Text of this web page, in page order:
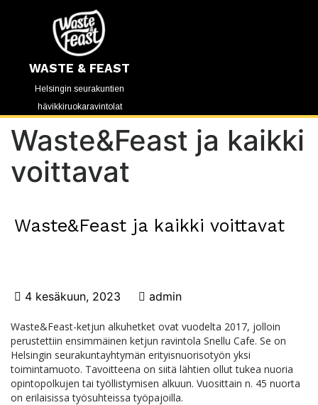
WASTE & FEAST
Helsingin seurakuntien
hävikkiruokaravintolat
Waste&Feast ja kaikki
voittavat
Waste&Feast ja kaikki voittavat
4 kesäkuun, 2023 admin
Waste&Feast-ketjun alkuhetket ovat vuodelta 2017, jolloin
perustettiin ensimmäinen ketjun ravintola Snellu Cafe. Se on
Helsingin seurakuntayhtymän erityisnuorisotyön yksi
toimintamuoto. Tavoitteena on siitä lähtien ollut tukea nuoria
opintopolkujen tai työllistymisen alkuun. Vuosittain n. 45 nuorta
on erilaisissa työsuhteissa työpajoilla.